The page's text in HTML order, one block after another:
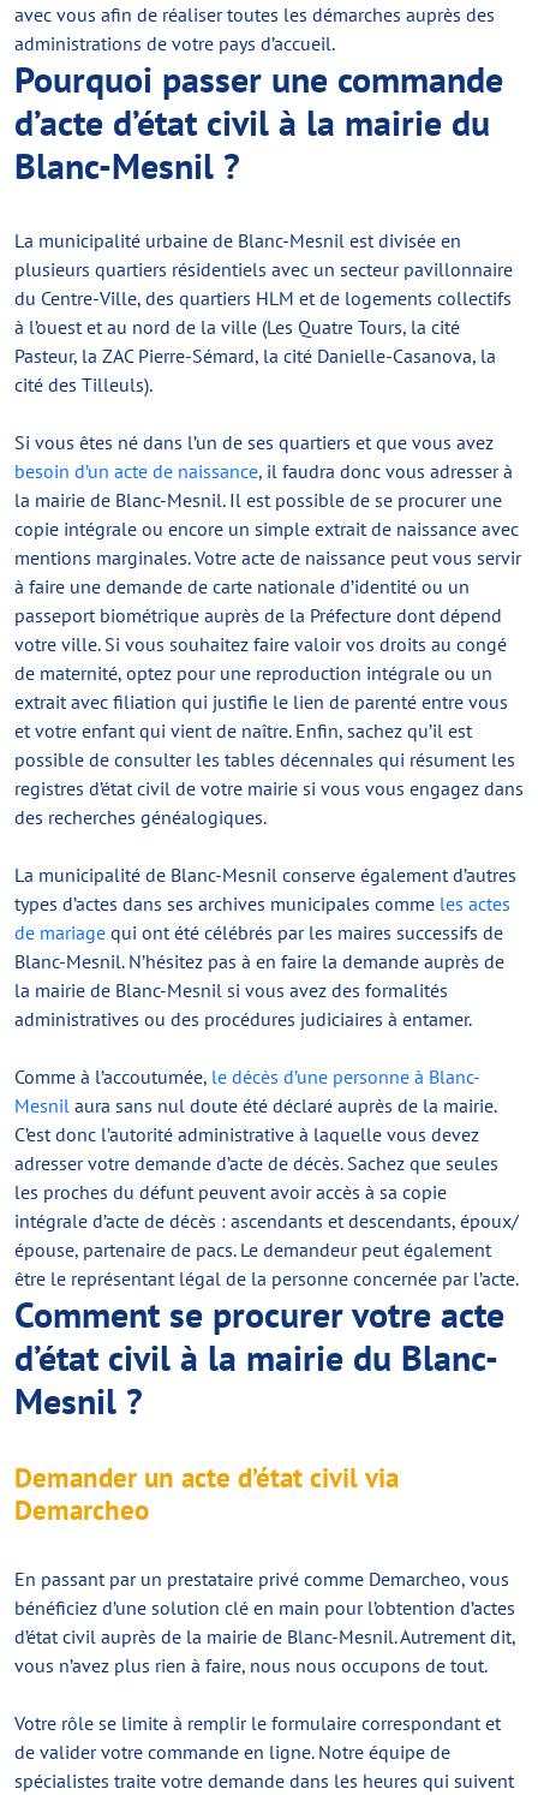
avec vous afin de réaliser toutes les démarches auprès des
administrations de votre pays d’accueil.
Pourquoi passer une commande
d’acte d’état civil à la mairie du
Blanc-Mesnil ?
La municipalité urbaine de Blanc-Mesnil est divisée en
plusieurs quartiers résidentiels avec un secteur pavillonnaire
du Centre-Ville, des quartiers HLM et de logements collectifs
à l’ouest et au nord de la ville (Les Quatre Tours, la cité
Pasteur, la ZAC Pierre-Sémard, la cité Danielle-Casanova, la
cité des Tilleuls).
Si vous êtes né dans l’un de ses quartiers et que vous avez
besoin d’un acte de naissance, il faudra donc vous adresser à
la mairie de Blanc-Mesnil. Il est possible de se procurer une
copie intégrale ou encore un simple extrait de naissance avec
mentions marginales. Votre acte de naissance peut vous servir
à faire une demande de carte nationale d’identité ou un
passeport biométrique auprès de la Préfecture dont dépend
votre ville. Si vous souhaitez faire valoir vos droits au congé
de maternité, optez pour une reproduction intégrale ou un
extrait avec filiation qui justifie le lien de parenté entre vous
et votre enfant qui vient de naître. Enfin, sachez qu’il est
possible de consulter les tables décennales qui résument les
registres d’état civil de votre mairie si vous vous engagez dans
des recherches généalogiques.
La municipalité de Blanc-Mesnil conserve également d’autres
types d’actes dans ses archives municipales comme les actes
de mariage qui ont été célébrés par les maires successifs de
Blanc-Mesnil. N’hésitez pas à en faire la demande auprès de
la mairie de Blanc-Mesnil si vous avez des formalités
administratives ou des procédures judiciaires à entamer.
Comme à l’accoutumée, le décès d’une personne à Blanc-
Mesnil aura sans nul doute été déclaré auprès de la mairie.
C’est donc l’autorité administrative à laquelle vous devez
adresser votre demande d’acte de décès. Sachez que seules
les proches du défunt peuvent avoir accès à sa copie
intégrale d’acte de décès : ascendants et descendants, époux/
épouse, partenaire de pacs. Le demandeur peut également
être le représentant légal de la personne concernée par l’acte.
Comment se procurer votre acte
d’état civil à la mairie du Blanc-
Mesnil ?
Demander un acte d’état civil via
Demarcheo
En passant par un prestataire privé comme Demarcheo, vous
bénéficiez d’une solution clé en main pour l’obtention d’actes
d’état civil auprès de la mairie de Blanc-Mesnil. Autrement dit,
vous n’avez plus rien à faire, nous nous occupons de tout.
Votre rôle se limite à remplir le formulaire correspondant et
de valider votre commande en ligne. Notre équipe de
spécialistes traite votre demande dans les heures qui suivent